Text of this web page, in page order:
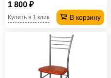
1 800 ₽
В корзину
Купить в 1 клик